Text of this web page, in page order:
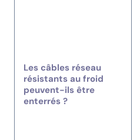
Les câbles réseau
résistants au froid
peuvent-ils être
enterrés ?